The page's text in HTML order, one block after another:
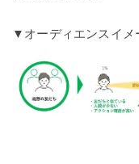
▼オーディエンスイメ